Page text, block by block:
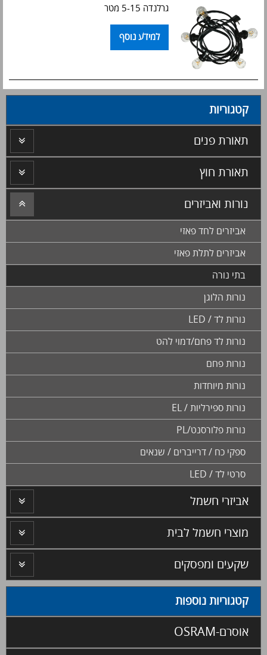
גרלנדה 5-15 מטר
למידע נוסף
קטגוריות
תאורת פנים
תאורת חוץ
נורות ואביזרים
אביזרים לחד פאזי
אביזרים לתלת פאזי
בתי נורה
נורות הלוגן
נורות לד / LED
נורות לד פחם/דמוי להט
נורות פחם
נורות מיוחדות
נורות ספירליות / EL
נורות פלורסנט/PL
ספקי כח / דרייברים / שנאים
סרטי לד / LED
אביזרי חשמל
מוצרי חשמל לבית
שקעים ומפסקים
קטגוריות נוספות
אוסרם-OSRAM